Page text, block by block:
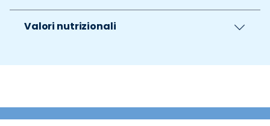
Valori nutrizionali